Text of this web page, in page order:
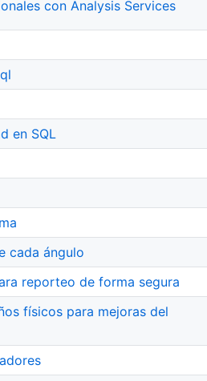
con Analysis Services
en SQL
cada ángulo
reporteo de forma segura
físicos para mejoras del